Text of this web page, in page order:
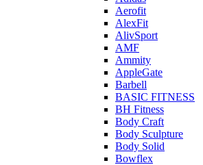
Aerofit
AlexFit
AlivSport
AMF
Ammity
AppleGate
Barbell
BASIC FITNESS
BH Fitness
Body Craft
Body Sculpture
Body Solid
Bowflex